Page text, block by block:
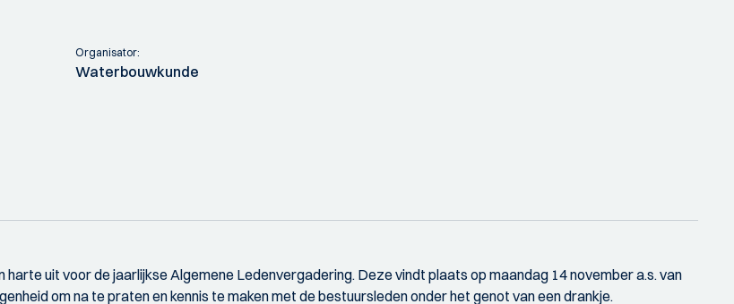
Organisator:
Waterbouwkunde
uit voor de jaarlijkse Algemene Ledenvergadering. Deze vindt plaats op maandag 14 november a.s. van
om na te praten en kennis te maken met de bestuursleden onder het genot van een drankje.